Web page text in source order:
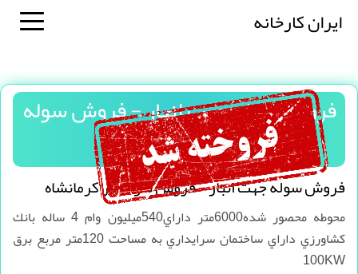
ایران کارخانه
فروش سوله جهت انبار - فروش سوله
در کرمانشاه
فروش سوله جهت انبار - فروش سوله در کرمانشاه
محوطه محصور شده6000متر داراي540ميليون وام 4 ساله بانك
كشاورزي داراي ساختمان سرايداري به مساحت 120متر مربع برق
100KW